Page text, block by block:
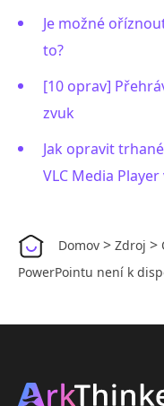
Je možné
to?
[10 oprav]
zvuk
Jak opravit
VLC Media
Domov > Zdroj >
PowerPointu není k